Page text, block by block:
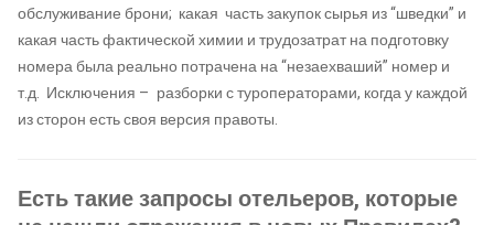
обслуживание брони; какая часть закупок сырья из “шведки” и
какая часть фактической химии и трудозатрат на подготовку
номера была реально потрачена на “незаехваший” номер и
т.д. Исключения – разборки с туроператорами, когда у каждой
из сторон есть своя версия правоты.
Есть такие запросы отельеров, которые